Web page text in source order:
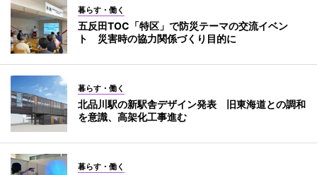
暮らす・働く
五反田TOC「特区」で防災テーマの交流イベン
ト 災害時の協力関係づくり目的に
暮らす・働く
北品川駅の新駅舎デザイン発表 旧東海道との調和
を意識、高架化工事進む
暮らす・働く